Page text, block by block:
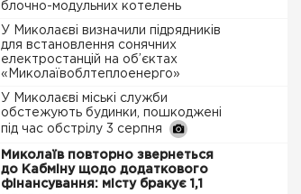
блочно-модульних котелень
У Миколаєві визначили підрядників
для встановлення сонячних
електростанцій на об’єктах
«Миколаївоблтеплоенерго»
У Миколаєві міські служби
обстежують будинки, пошкоджені
під час обстрілу 3 серпня
Миколаїв повторно звернеться
до Кабміну щодо додаткового
фінансування: місту бракує 1,1